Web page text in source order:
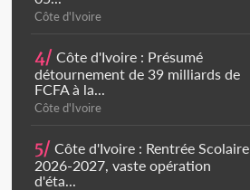
Côte d'Ivoire
4/ Côte d'Ivoire : Présumé
détournement de 39 milliards de
FCFA à la...
Côte d'Ivoire
5/ Côte d'Ivoire : Rentrée Scolaire
2026-2027, vaste opération
d'éta...